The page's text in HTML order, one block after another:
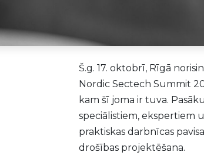
Š.g. 17. oktobrī, Rīgā
Nordic Sectech Summit
kam šī joma ir tuva.
speciālistiem, ekspertiem
praktiskas darbnīcas
drošības projektēšana.